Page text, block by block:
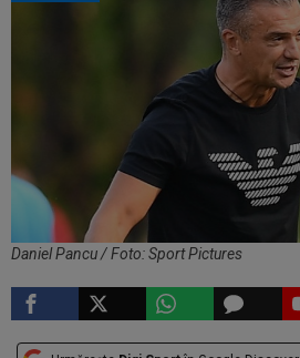
Daniel Pancu / Foto: Sport Pictures